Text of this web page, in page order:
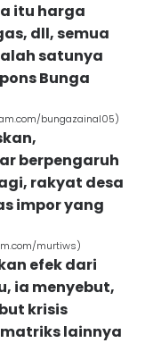
itu harga
dll, semua
satunya
Bunga
bungazainal05)
berpengaruh
rakyat desa
impor yang
murtiws)
efek dari
ia menyebut,
krisis
lainnya